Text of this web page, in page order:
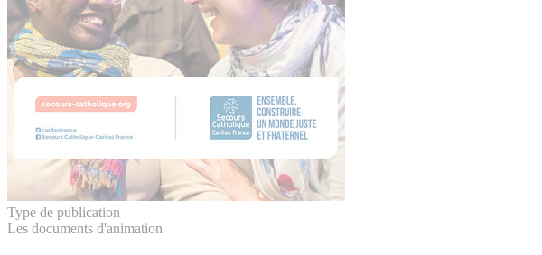
Type de publication
Les documents d'animation